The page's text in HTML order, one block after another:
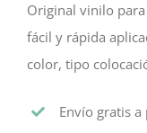
Original vinilo
fácil y rápida
color, tipo
Envío gratis